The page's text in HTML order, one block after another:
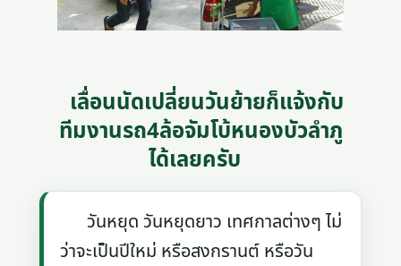
เลื่อนนัดเปลี่ยนวันย้ายก็แจ้งกับ
ทีมงานรถ4ล้อจัมโบ้หนองบัวลำภู
ได้เลยครับ
วันหยุด วันหยุดยาว เทศกาลต่างๆ ไม่
ว่าจะเป็นปีใหม่ หรือสงกรานต์ หรือวัน